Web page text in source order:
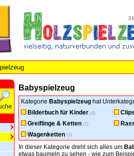
Babyspielzeug
Kategorie Babyspielzeug hat
Bilderbuch für Kinder (4)
Greiflinge & Ketten (3)
Wagenketten (3)
In dieser Kategorie dreht sich alles um
etwas baumeln zu sehen - wie zum